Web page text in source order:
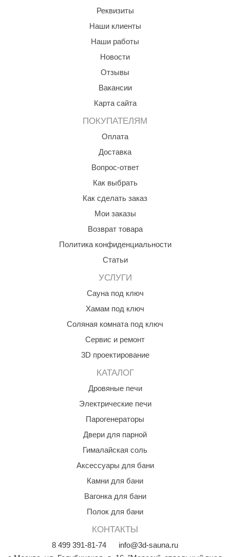
Реквизиты
Наши клиенты
Наши работы
Новости
Отзывы
Вакансии
Карта сайта
ПОКУПАТЕЛЯМ
Оплата
Доставка
Вопрос-ответ
Как выбрать
Как сделать заказ
Мои заказы
Возврат товара
Политика конфиденциальности
Статьи
УСЛУГИ
Сауна под ключ
Хамам под ключ
Соляная комната под ключ
Сервис и ремонт
3D проектирование
КАТАЛОГ
Дровяные печи
Электрические печи
Парогенераторы
Двери для парной
Гималайская соль
Аксессуары для бани
Камни для бани
Вагонка для бани
Полок для бани
КОНТАКТЫ
8 499 391-81-74
info@3d-sauna.ru